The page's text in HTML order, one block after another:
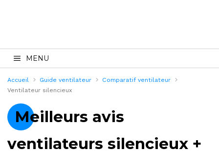
MENU
Accueil Guide ventilateur
Comparatif ventilateur
Ventilateur silencieux
Meilleurs avis
ventilateurs silencieux +